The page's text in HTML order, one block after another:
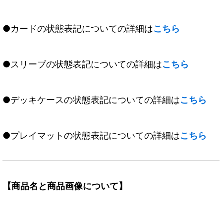
●カードの状態表記についての詳細はこちら
●スリーブの状態表記についての詳細はこちら
●デッキケースの状態表記についての詳細はこちら
●プレイマットの状態表記についての詳細はこちら
【商品名と商品画像について】